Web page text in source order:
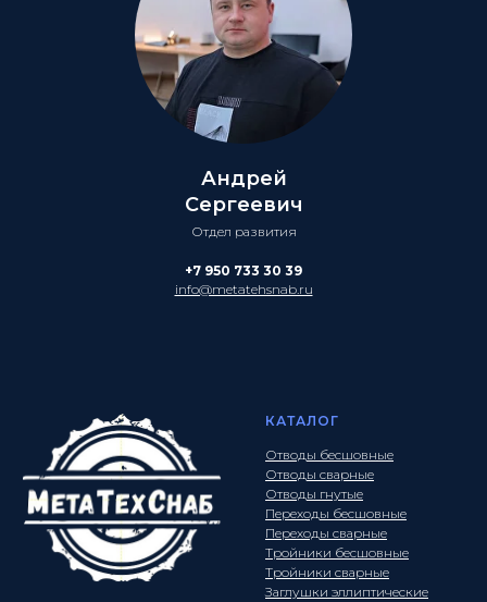
Андрей
Сергеевич
Отдел развития
+7 950 733 30 39
info@metatehsnab.ru
КАТАЛОГ
Отводы бесшовные
Отводы сварные
Отводы гнутые
Переходы бесшовные
Переходы сварные
Тройники бесшовные
Тройники сварные
Заглушки эллиптические